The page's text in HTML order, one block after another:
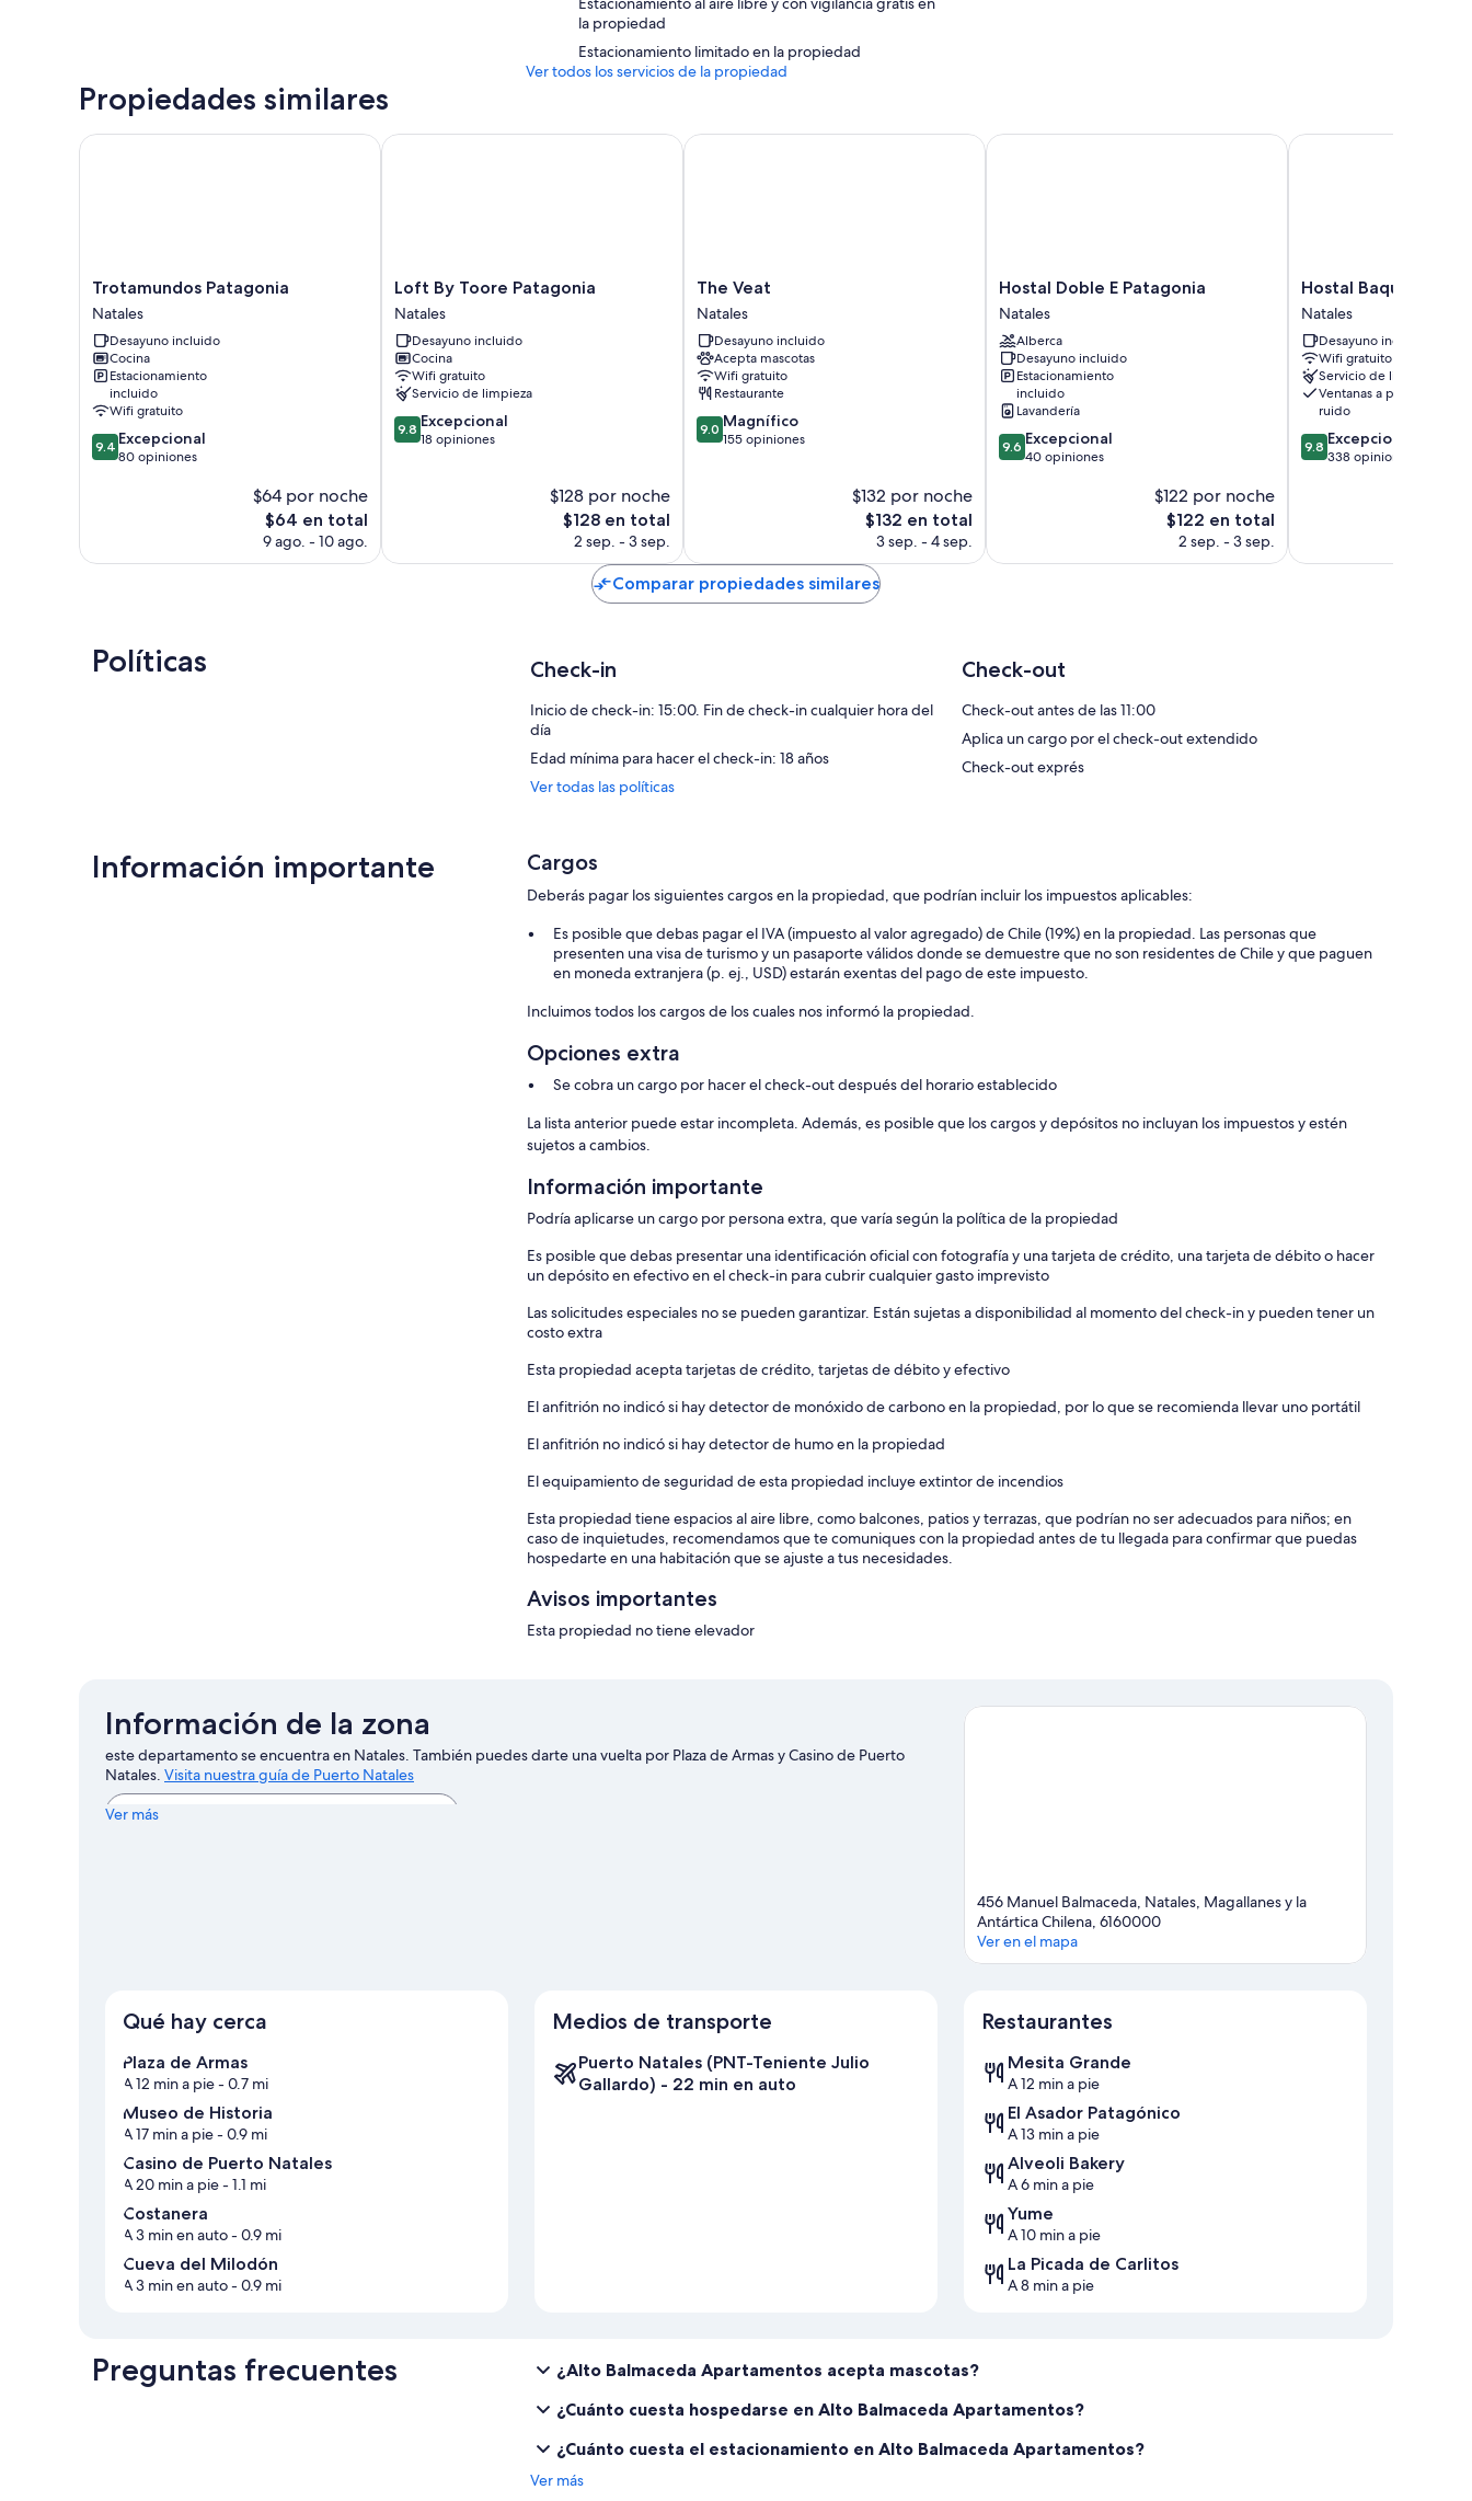
la propiedad
Estacionamiento limitado en la propiedad
Ver todos los servicios de la propiedad
Propiedades similares
Trotamundos
Patagonia
Natales
Trotamundos Patagonia
Natales
Desayuno incluido
Cocina
Estacionamiento
incluido
Wifi gratuito
9.4
de
9.4 Excepcional
80 opiniones
$64 por noche
El
precio
$64 en total
9 ago. - 10 ago.
Trotamundos Patagonia
Loft
By
Toore
Patagonia
Natales
Loft By Toore Patagonia
Natales
Desayuno incluido
Cocina
Wifi gratuito
Servicio de limpieza
9.8
de
9.8 Excepcional
18 opiniones
$128 por noche
El
precio
$128 en total
2 sep. - 3 sep.
Loft By Toore Patagonia
The
Veat
Natales
The Veat
Natales
Desayuno incluido
Acepta mascotas
Wifi gratuito
Restaurante
9.0
de
9.0 Magnífico
155 opiniones
$132 por noche
El
precio
es
de
$132 en total
3 sep. - 4 sep.
The Veat
Hostal
Doble
E
Patagonia
Natales
Hostal Doble E Patagonia
Natales
Alberca
Desayuno incluido
Estacionamiento
incluido
Lavandería
9.6
de
9.6 Excepcional
40 opiniones
$122 por noche
El
precio
$122 en total
2 sep. - 3 sep.
Hostal Doble E Patagonia
Hostal
Baquedano
Natales
Hostal Baquedano
Natales
Desayuno incluido
Wifi gratuito
Servicio de limpieza
Ventanas a prueba de
ruido
9.8
de
9.8 Excepcional
338 opiniones
Hostal Baquedano
Comparar propiedades similares
Políticas Check-in
Inicio de check-in: 15:00. Fin de check-in cualquier hora del
día
Edad mínima para hacer el check-in: 18 años
Check-out
Check-out antes de las 11:00
Aplica un cargo por el check-out extendido
Check-out exprés
Ver todas las políticas
Información importante Cargos
Deberás pagar los siguientes cargos en la propiedad, que podrían incluir los impuestos aplicables:
Es posible que debas pagar el IVA (impuesto al valor agregado) de Chile (19%) en la propiedad. Las personas que
presenten una visa de turismo y un pasaporte válidos donde se demuestre que no son residentes de Chile y que paguen
en moneda extranjera (p. ej., USD) estarán exentas del pago de este impuesto.
Incluimos todos los cargos de los cuales nos informó la propiedad.
Opciones extra
Se cobra un cargo por hacer el check-out después del horario establecido
La lista anterior puede estar incompleta. Además, es posible que los cargos y depósitos no incluyan los impuestos y estén
sujetos a cambios.
Información importante
Podría aplicarse un cargo por persona extra, que varía según la política de la propiedad
Es posible que debas presentar una identificación oficial con fotografía y una tarjeta de crédito, una tarjeta de débito o hacer
un depósito en efectivo en el check-in para cubrir cualquier gasto imprevisto
Las solicitudes especiales no se pueden garantizar. Están sujetas a disponibilidad al momento del check-in y pueden tener un
costo extra
Esta propiedad acepta tarjetas de crédito, tarjetas de débito y efectivo
El anfitrión no indicó si hay detector de monóxido de carbono en la propiedad, por lo que se recomienda llevar uno portátil
El anfitrión no indicó si hay detector de humo en la propiedad
El equipamiento de seguridad de esta propiedad incluye extintor de incendios
Esta propiedad tiene espacios al aire libre, como balcones, patios y terrazas, que podrían no ser adecuados para niños; en
caso de inquietudes, recomendamos que te comuniques con la propiedad antes de tu llegada para confirmar que puedas
hospedarte en una habitación que se ajuste a tus necesidades.
Avisos importantes
Esta propiedad no tiene elevador
Información de la zona
este departamento se encuentra en Natales. También puedes darte una vuelta por Plaza de Armas y Casino de Puerto
Natales. Visita nuestra guía de Puerto Natales
Ver más departamentos en Puerto Natales
Ver más
456 Manuel Balmaceda, Natales, Magallanes y la
Antártica Chilena, 6160000
Ver en el mapa
Qué hay cerca
Plaza de Armas
A 12 min a pie- 0.7 mi
Museo de Historia
A 17 min a pie- 0.9 mi
Casino de Puerto Natales
A 20 min a pie- 1.1 mi
Costanera
A 3 min en auto- 0.9 mi
Cueva del Milodón
A 3 min en auto- 0.9 mi
Medios de transporte
Puerto Natales (PNT-Teniente Julio
Gallardo) - 22 min en auto
Restaurantes
Mesita Grande
A 12 min a pie
El Asador Patagónico
A 13 min a pie
Alveoli Bakery
A 6 min a pie
Yume
A 10 min a pie
La Picada de Carlitos
A 8 min a pie
Preguntas frecuentes
¿Alto Balmaceda Apartamentos acepta mascotas?
¿Cuánto cuesta hospedarse en Alto Balmaceda Apartamentos?
¿Cuánto cuesta el estacionamiento en Alto Balmaceda Apartamentos?
Ver más